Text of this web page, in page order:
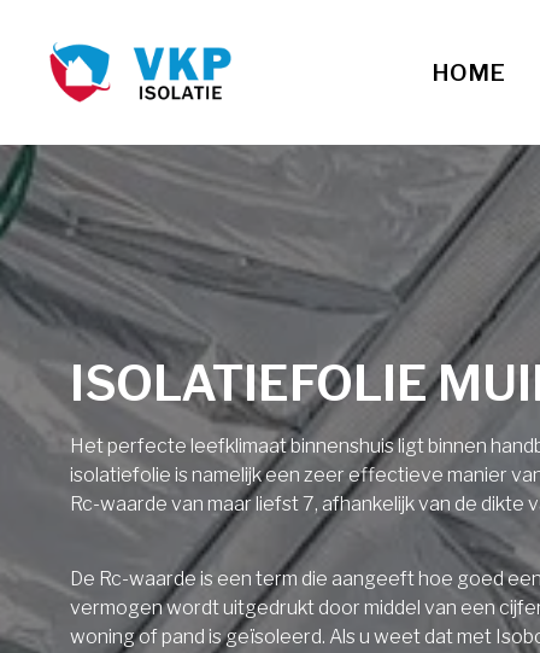
HOME
ISOLATIEFOLIE
Het perfecte leefklimaat binnenshuis ligt binnen
isolatiefolie is namelijk een zeer effectieve manier
Rc-waarde van maar liefst 7, afhankelijk van de dikte
De Rc-waarde is een term die aangeeft hoe goed
vermogen wordt uitgedrukt door middel van een
woning of pand is geïsoleerd. Als u weet dat met